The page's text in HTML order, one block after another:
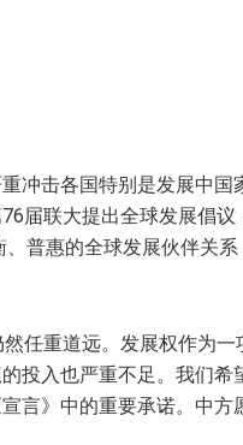
冲击各国特别是发展中国
届联大提出全球发展倡议
普惠的全球发展伙伴关
任重道远。发展权作为一
投入也严重不足。我们希
言》中的重要承诺。中方